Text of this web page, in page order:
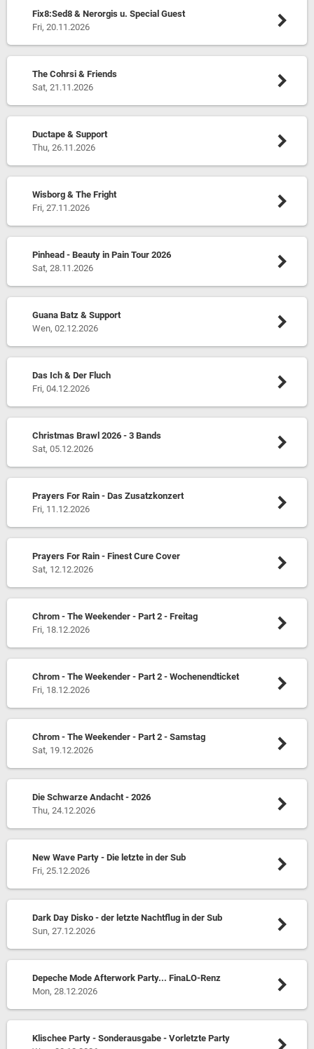
Fix8:Sed8 & Nerorgis u. Special Guest
Fri, 20.11.2026
The Cohrsi & Friends
Sat, 21.11.2026
Ductape & Support
Thu, 26.11.2026
Wisborg & The Fright
Fri, 27.11.2026
Pinhead - Beauty in Pain Tour 2026
Sat, 28.11.2026
Guana Batz & Support
Wen, 02.12.2026
Das Ich & Der Fluch
Fri, 04.12.2026
Christmas Brawl 2026 - 3 Bands
Sat, 05.12.2026
Prayers For Rain - Das Zusatzkonzert
Fri, 11.12.2026
Prayers For Rain - Finest Cure Cover
Sat, 12.12.2026
Chrom - The Weekender - Part 2 - Freitag
Fri, 18.12.2026
Chrom - The Weekender - Part 2 - Wochenendticket
Fri, 18.12.2026
Chrom - The Weekender - Part 2 - Samstag
Sat, 19.12.2026
Die Schwarze Andacht - 2026
Thu, 24.12.2026
New Wave Party - Die letzte in der Sub
Fri, 25.12.2026
Dark Day Disko - der letzte Nachtflug in der Sub
Sun, 27.12.2026
Depeche Mode Afterwork Party... FinaLO-Renz
Mon, 28.12.2026
Klischee Party - Sonderausgabe - Vorletzte Party